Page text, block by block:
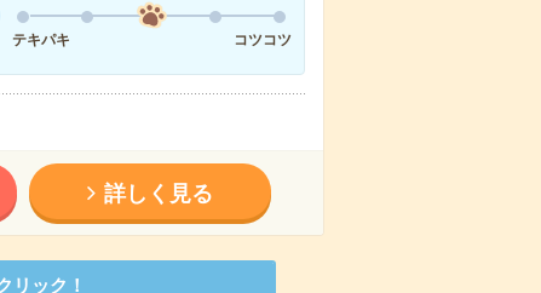
テキパキ
コツコツ
詳しく見る
リック！